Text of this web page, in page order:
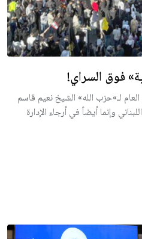
فوق السراي!
لـ»حزب الله» الشيخ نعيم قاسم
وإنما أيضاً في أرجاء الإدارة